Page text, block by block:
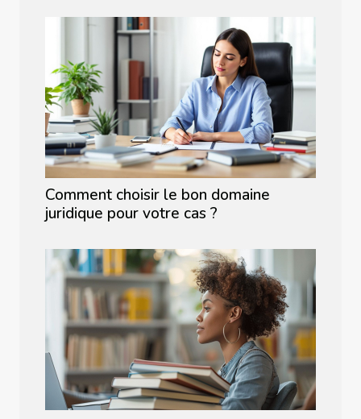
Comment choisir le bon domaine
juridique pour votre cas ?